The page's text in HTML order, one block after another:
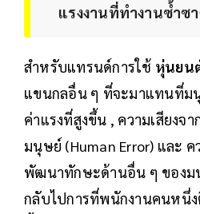
แรงงานที่ทำงานซ้ำซา
สำหรับแทรนด์การใช้ หุ่นยน
แขนกลอื่น ๆ ที่จะมาแทนที่ม
ค่าแรงที่สูงขึ้น , ความเสียงจ
มนุษย์ (Human Error) และ ค
พัฒนาทักษะด้านอื่น ๆ ของม
กลับไปการที่พนักงานคนหนึ่